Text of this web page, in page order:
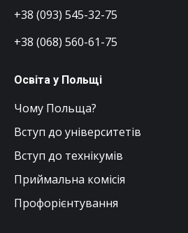
+38 (093) 545-32-75
+38 (068) 560-61-75
Освіта у Польщі
Чому Польща?
Вступ до університетів
Вступ до технікумів
Приймальна комісія
Профорієнтування